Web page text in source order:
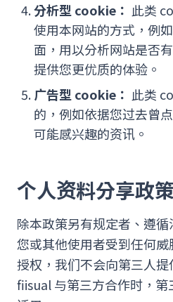
分析型 cookie： 此类
使用本网站的方式，例
面，用以分析网站是否
提供您更优质的体验。
广告型 cookie： 此类
的，例如依据您过去曾
可能感兴趣的资讯。
个人资料分享政策
除本政策另有规定者、遵
您或其他使用者受到任何
授权，我们不会向第三人
fiisual 与第三方合作时，